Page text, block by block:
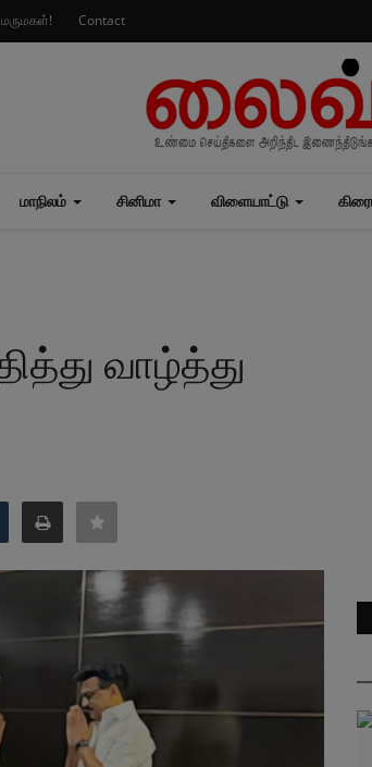
மருமகள்! Contact
மாநிலம் சினிமா விளையாட்டு
வாழ்த்து